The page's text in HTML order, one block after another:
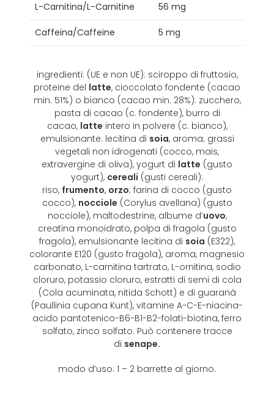
L-Carnitina/L-Carnitine 56 mg
Caffeina/Caffeine 5 mg
ingredienti: (UE e non UE): sciroppo di fruttosio,
proteine del latte, cioccolato fondente (cacao
min. 51%) o bianco (cacao min. 28%): zucchero,
pasta di cacao (c. fondente), burro di
cacao, latte intero in polvere (c. bianco),
emulsionante: lecitina di soia, aroma; grassi
vegetali non idrogenati (cocco, mais,
extravergine di oliva), yogurt di latte (gusto
yogurt), cereali (gusti cereali):
riso, frumento, orzo; farina di cocco (gusto
cocco), nocciole (Corylus avellana) (gusto
nocciole), maltodestrine, albume d’uovo,
creatina monoidrato, polpa di fragola (gusto
fragola), emulsionante lecitina di soia (E322),
colorante E120 (gusto fragola), aroma, magnesio
carbonato, L-carnitina tartrato, L-ornitina, sodio
cloruro, potassio cloruro, estratti di semi di cola
(Cola acuminata, nitida Schott) e di guaranà
(Paullinia cupana Kunt), vitamine A-C-E-niacina-
acido pantotenico-B6-B1-B2-folati-biotina, ferro
solfato, zinco solfato. Può contenere tracce
di senape.
modo d’uso: 1 – 2 barrette al giorno.